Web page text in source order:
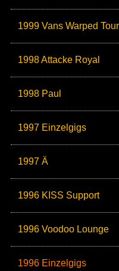
1999 Vans Warped Tour
1998 Attacke Royal
1998 Paul
1997 Einzelgigs
1997 Ä
1996 KISS Support
1996 Voodoo Lounge
1996 Einzelgigs